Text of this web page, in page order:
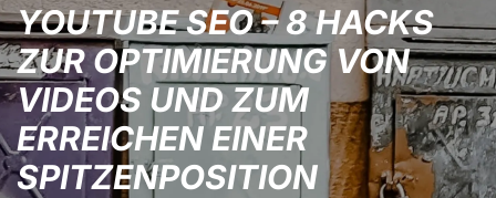
YOUTUBE SEO – 8 HACKS
ZUR OPTIMIERUNG VON
VIDEOS UND ZUM
ERREICHEN EINER
SPITZENPOSITION